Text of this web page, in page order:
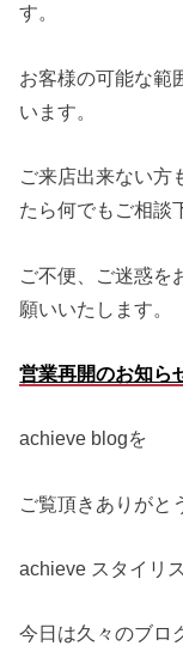
す。
お客様の可能な範
います。
ご来店出来ない方
たら何でもご相談
ご不便、ご迷惑を
願いいたします。
営業再開のお知ら
achieve blogを
ご覧頂きありがと
achieve スタイリ
今日は久々のブロ